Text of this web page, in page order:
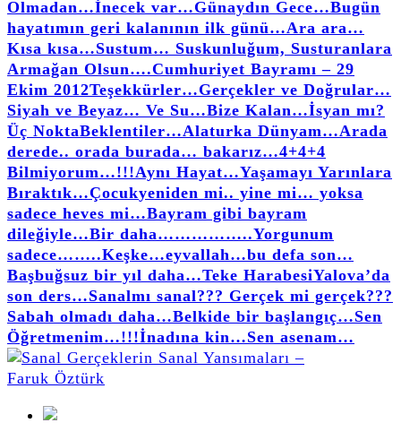
Olmadan…İnecek var…Günaydın Gece…Bugün
hayatımın geri kalanının ilk günü…Ara ara…
Kısa kısa…Sustum… Suskunluğum, Susturanlara
Armağan Olsun….Cumhuriyet Bayramı – 29
Ekim 2012Teşekkürler…Gerçekler ve Doğrular…
Siyah ve Beyaz… Ve Su…Bize Kalan…İsyan mı?
Üç NoktaBeklentiler…Alaturka Dünyam…Arada
derede.. orada burada… bakarız…4+4+4
Bilmiyorum…!!!Aynı Hayat…Yaşamayı Yarınlara
Bıraktık…Çocukyeniden mi.. yine mi… yoksa
sadece heves mi…Bayram gibi bayram
dileğiyle…Bir daha……………..Yorgunum
sadece……..Keşke…eyvallah…bu defa son…
Başbuğsuz bir yıl daha…Teke HarabesiYalova’da
son ders…Sanalmı sanal??? Gerçek mi gerçek???
Sabah olmadı daha…Belkide bir başlangıç…Sen
Öğretmenim…!!!İnadına kin…Sen asenam…